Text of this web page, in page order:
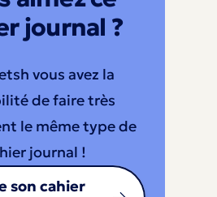
journal ?
vous avez la
de faire très
le même type de
journal !
son cahier